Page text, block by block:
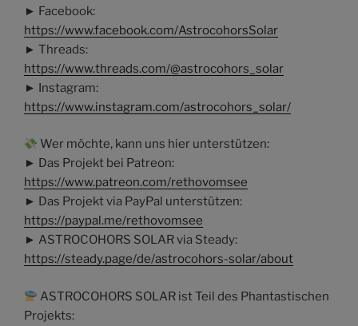
► Facebook:
https://www.facebook.com/AstrocohorsSolar
► Threads:
https://www.threads.com/@astrocohors_solar
► Instagram:
https://www.instagram.com/astrocohors_solar/
Wer möchte, kann uns hier unterstützen:
► Das Projekt bei Patreon:
https://www.patreon.com/rethovomsee
► Das Projekt via PayPal unterstützen:
https://paypal.me/rethovomsee
► ASTROCOHORS SOLAR via Steady:
https://steady.page/de/astrocohors-solar/about
ASTROCOHORS SOLAR ist Teil des Phantastischen
Projekts: